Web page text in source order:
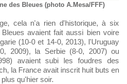
des Bleues (photo A.Mesa/FFF)
avaient fait aussi bien voire
(10-0 et 14-0, 2013), l'Uruguay
2009), la Serbie (8-0, 2007) ou
avaient subi les foudres des
la France avait inscrit huit buts en
qu'hier soir.